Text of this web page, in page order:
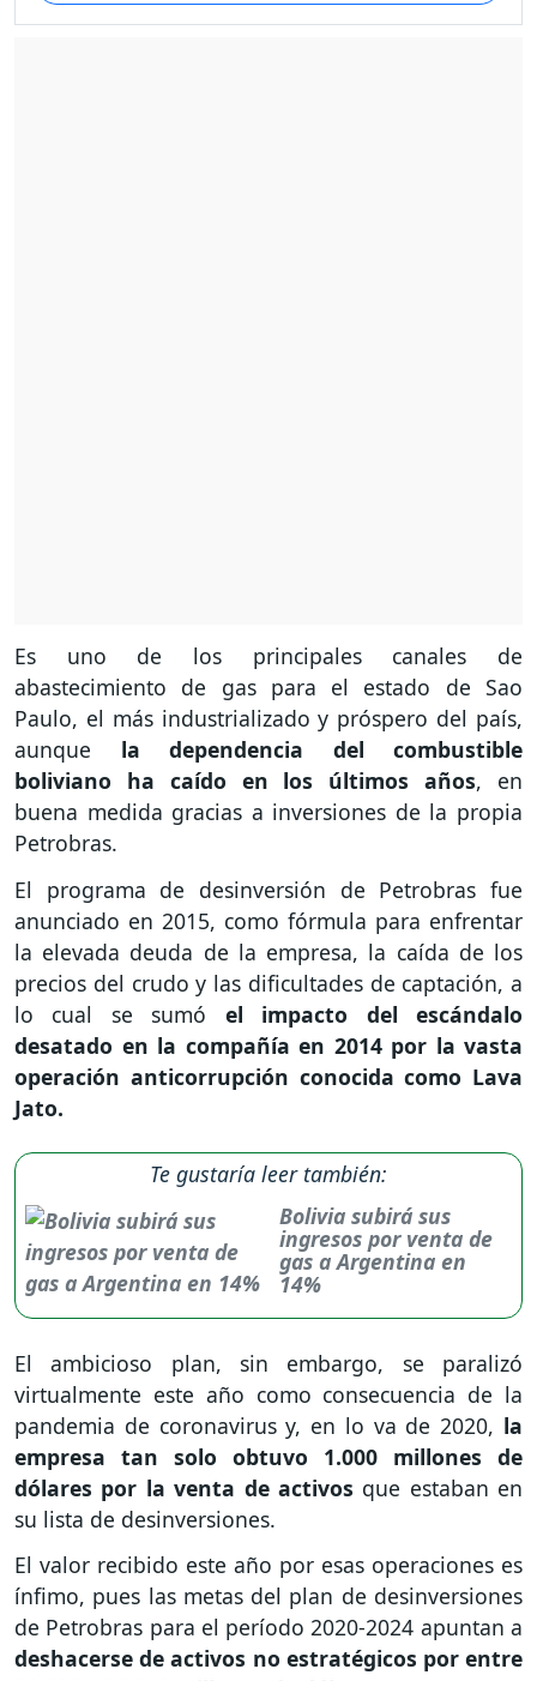
Es uno de los principales canales de
abastecimiento de gas para el estado de Sao
Paulo, el más industrializado y próspero del país,
aunque la dependencia del combustible
boliviano ha caído en los últimos años, en
buena medida gracias a inversiones de la propia
Petrobras.
El programa de desinversión de Petrobras fue
anunciado en 2015, como fórmula para enfrentar
la elevada deuda de la empresa, la caída de los
precios del crudo y las dificultades de captación, a
lo cual se sumó el impacto del escándalo
desatado en la compañía en 2014 por la vasta
operación anticorrupción conocida como Lava
Jato.
Te gustaría leer también:
Bolivia subirá sus
ingresos por venta de
gas a Argentina en
14%
El ambicioso plan, sin embargo, se paralizó
virtualmente este año como consecuencia de la
pandemia de coronavirus y, en lo va de 2020, la
empresa tan solo obtuvo 1.000 millones de
dólares por la venta de activos que estaban en
su lista de desinversiones.
El valor recibido este año por esas operaciones es
ínfimo, pues las metas del plan de desinversiones
de Petrobras para el período 2020-2024 apuntan a
deshacerse de activos no estratégicos por entre